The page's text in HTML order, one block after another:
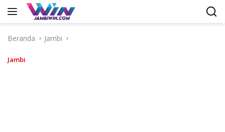
Langsung
Beranda
Jambi
Jambi